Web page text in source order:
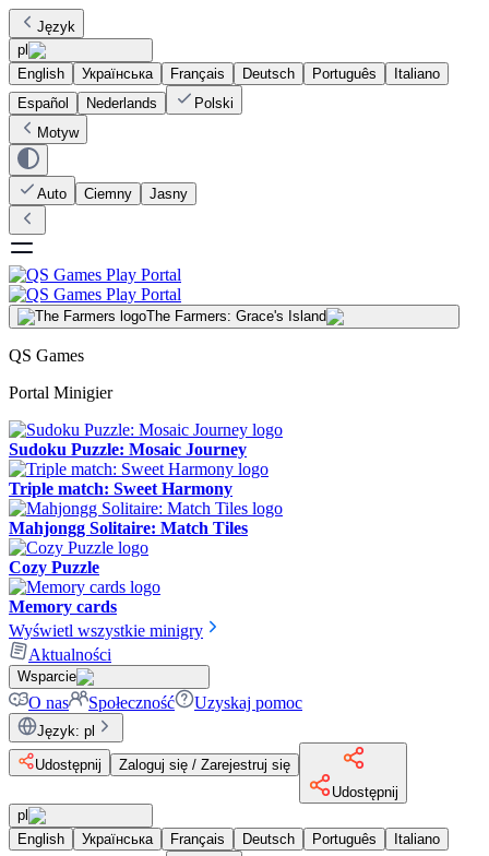
Język
pl
English
Українська Français Deutsch Português
Italiano
Español
Nederlands
Polski
Motyw
Auto Ciemny Jasny
The Farmers: Grace's Island
QS Games
Portal Minigier
Sudoku Puzzle: Mosaic Journey
Triple match: Sweet Harmony
Mahjongg Solitaire: Match Tiles
Cozy Puzzle
Memory cards
Wyświetl wszystkie minigry
Aktualności
Wsparcie
O nas Społeczność Uzyskaj pomoc
Język: pl
Udostępnij
Zaloguj się / Zarejestruj się
Udostępnij
pl
English
Українська Français Deutsch Português
Italiano